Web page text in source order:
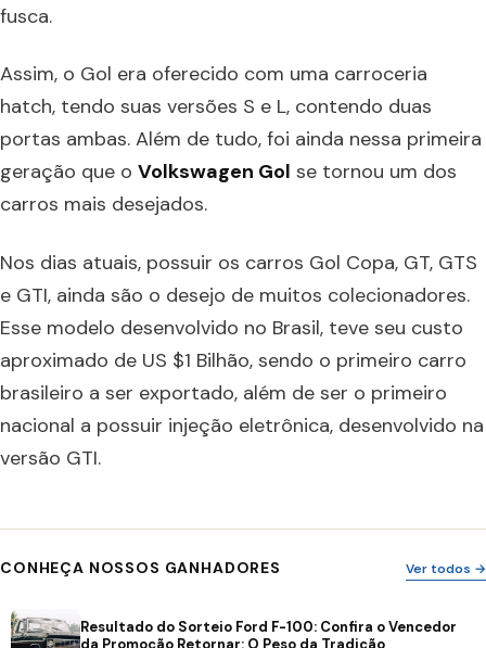
fusca.
Assim, o Gol era oferecido com uma carroceria
hatch, tendo suas versões S e L, contendo duas
portas ambas. Além de tudo, foi ainda nessa primeira
geração que o Volkswagen Gol se tornou um dos
carros mais desejados.
Nos dias atuais, possuir os carros Gol Copa, GT, GTS
e GTI, ainda são o desejo de muitos colecionadores.
Esse modelo desenvolvido no Brasil, teve seu custo
aproximado de US $1 Bilhão, sendo o primeiro carro
brasileiro a ser exportado, além de ser o primeiro
nacional a possuir injeção eletrônica, desenvolvido na
versão GTI.
CONHEÇA NOSSOS GANHADORES Ver todos →
Resultado do Sorteio Ford F-100: Confira o Vencedor